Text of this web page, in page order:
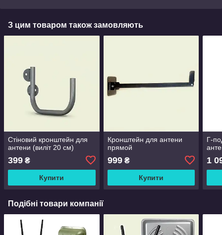
З цим товаром також замовляють
Стіновий кронштейн для
антени (виліт 20 см)
399 ₴
Купити
Кронштейн для антени
прямой
999₴
Купити
Г-
1
Подібні товари компанії